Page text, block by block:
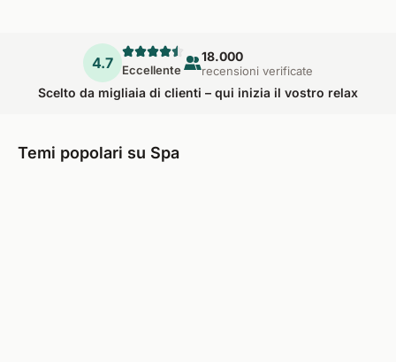
4.7 Eccellente
18.000
recensioni verificate
Scelto da migliaia di clienti – qui inizia il vostro relax
Temi popolari su Spa